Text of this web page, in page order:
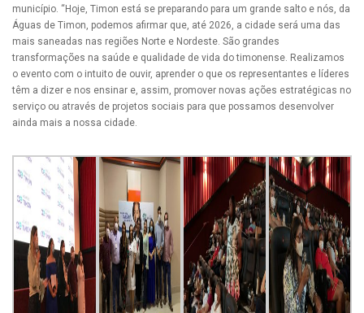
município. “Hoje, Timon está se preparando para um grande salto e nós, da
Águas de Timon, podemos afirmar que, até 2026, a cidade será uma das
mais saneadas nas regiões Norte e Nordeste. São grandes
transformações na saúde e qualidade de vida do timonense. Realizamos
o evento com o intuito de ouvir, aprender o que os representantes e líderes
têm a dizer e nos ensinar e, assim, promover novas ações estratégicas no
serviço ou através de projetos sociais para que possamos desenvolver
ainda mais a nossa cidade.